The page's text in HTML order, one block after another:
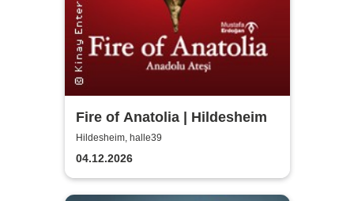
Fire of Anatolia | Hildesheim
Hildesheim, halle39
04.12.2026